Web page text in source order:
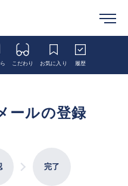
こだわり お気に入り 履歴
ールの登録
完了